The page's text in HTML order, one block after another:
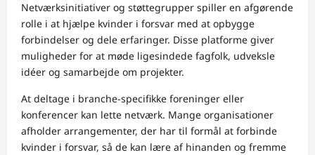
Netværksinitiativer og støttegrupper spiller en afgørende
rolle i at hjælpe kvinder i forsvar med at opbygge
forbindelser og dele erfaringer. Disse platforme giver
muligheder for at møde ligesindede fagfolk, udveksle
idéer og samarbejde om projekter.
At deltage i branche-specifikke foreninger eller
konferencer kan lette netværk. Mange organisationer
afholder arrangementer, der har til formål at forbinde
kvinder i forsvar, så de kan lære af hinanden og fremme